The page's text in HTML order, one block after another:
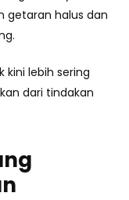
getaran halus dan
kini lebih sering
dari tindakan